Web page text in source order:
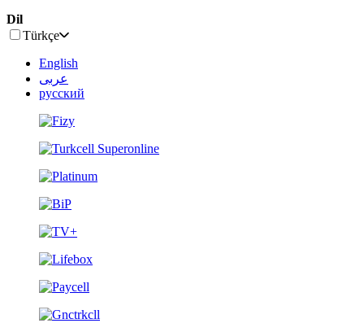
Dil
Türkçe
English
عربى
русский